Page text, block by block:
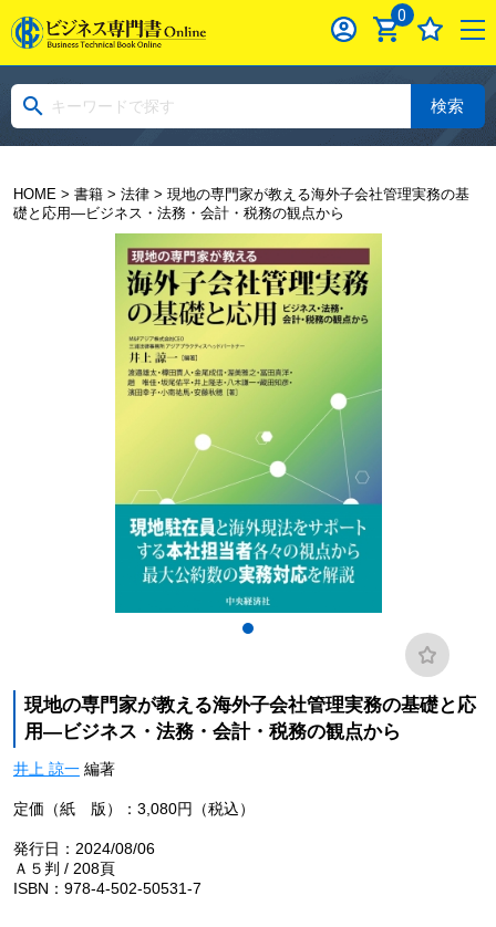
0
検索
HOME> 書籍> 法律> 現地の専門家が教える海外子会社管理実務の基
礎と応用―ビジネス・法務・会計・税務の観点から
現地の専門家が教える海外子会社管理実務の基礎と応
用―ビジネス・法務・会計・税務の観点から
井上 諒一編著
定価（紙 版）：3,080円（税込）
発行日：2024/08/06
Ａ５判 / 208頁
ISBN：978-4-502-50531-7